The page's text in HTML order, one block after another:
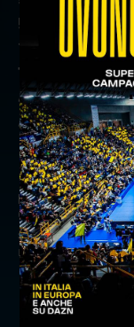
508 ricezioni,
19,3% perfetta
700 attacchi,
46,3% attacchi
44 muri; 1,63
precedente:il
giornata di ritorno
successivo:
monza in numeri